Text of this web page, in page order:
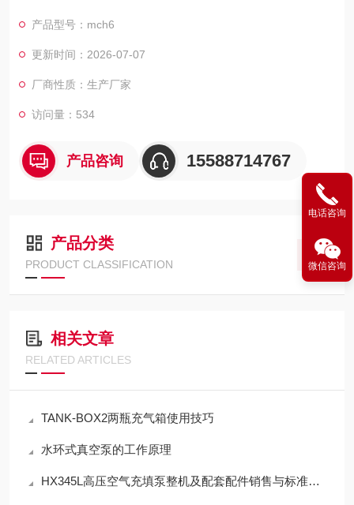
产品型号：mch6
更新时间：2026-07-07
厂商性质：生产厂家
访问量：534
产品咨询 15588714767
产品分类
PRODUCT CLASSIFICATION
相关文章
RELATED ARTICLES
TANK-BOX2两瓶充气箱使用技巧
水环式真空泵的工作原理
HX345L高压空气充填泵整机及配套配件销售与标准化应用技术解析
电话咨询
微信咨询